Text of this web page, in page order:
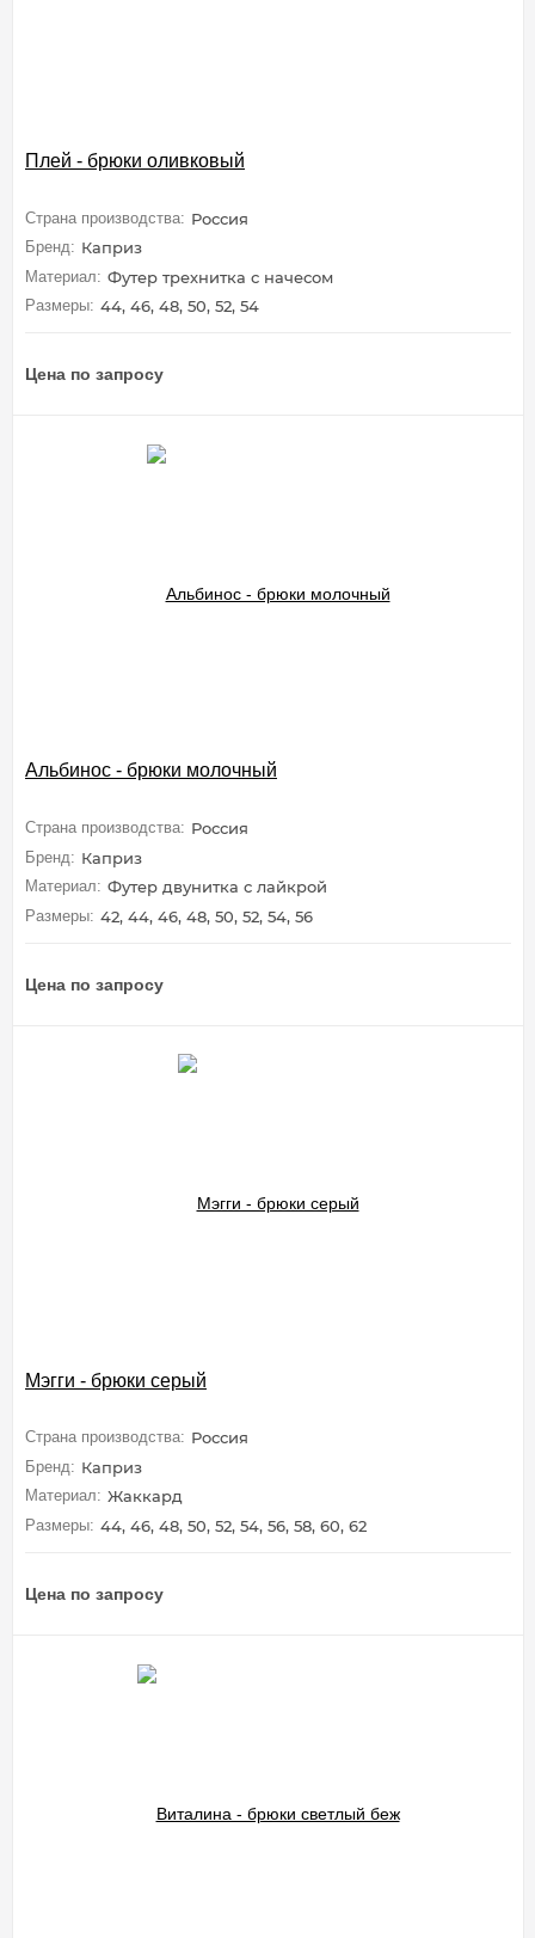
Плей - брюки оливковый
Страна производства: Россия
Бренд: Каприз
Материал: Футер трехнитка с начесом
Размеры: 44, 46, 48, 50, 52, 54
Цена по запросу
Альбинос - брюки молочный
Страна производства: Россия
Бренд: Каприз
Материал: Футер двунитка с лайкрой
Размеры: 42, 44, 46, 48, 50, 52, 54, 56
Цена по запросу
Мэгги - брюки серый
Страна производства: Россия
Бренд: Каприз
Материал: Жаккард
Размеры: 44, 46, 48, 50, 52, 54, 56, 58, 60, 62
Цена по запросу